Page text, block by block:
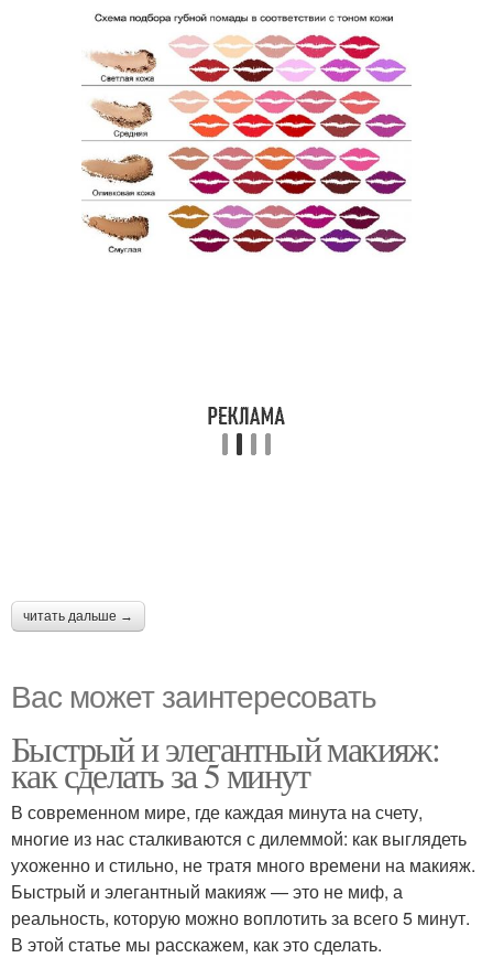
читать дальше →
Вас может заинтересовать
Быстрый и элегантный макияж:
как сделать за 5 минут
В современном мире, где каждая минута на счету,
многие из нас сталкиваются с дилеммой: как выглядеть
ухоженно и стильно, не тратя много времени на макияж.
Быстрый и элегантный макияж — это не миф, а
реальность, которую можно воплотить за всего 5 минут.
В этой статье мы расскажем, как это сделать.